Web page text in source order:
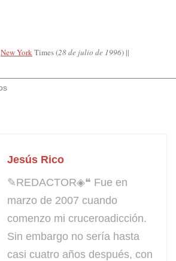
New YorkTimes (28 de julio de 1996) ||
Jesús Rico
✎REDACTOR◈❝ Fue en
marzo de 2007 cuando
comenzo mi cruceroadicción.
Sin embargo no sería hasta
casi cuatro años después, con